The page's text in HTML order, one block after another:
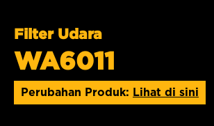
Filter Udara
WA6011
Perubahan Produk: Lihat di sini